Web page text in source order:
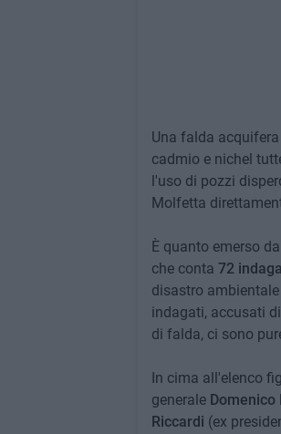
Una falda
cadmio e nichel
l'uso di pozzi
Molfetta
È quanto emerso
che conta 72
disastro
indagati, accusati
di falda, ci sono
In cima all'elenco
generale Domenico
Riccardi (ex